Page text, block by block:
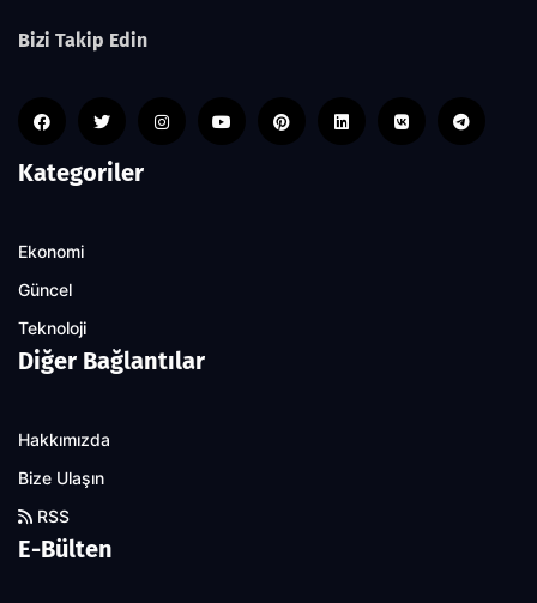
Bizi Takip Edin
Kategoriler
Ekonomi
Güncel
Teknoloji
Diğer Bağlantılar
Hakkımızda
Bize Ulaşın
RSS
E-Bülten